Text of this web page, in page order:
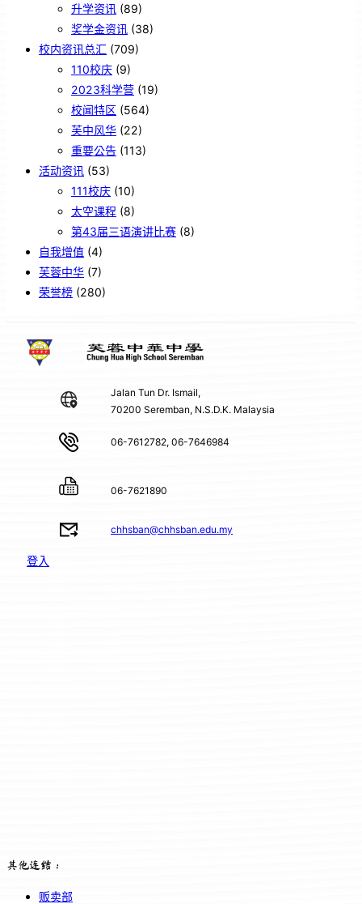
升学资讯 (89)
奖学金资讯 (38)
校内资讯总汇 (709)
110校庆 (9)
2023科学营 (19)
校闻特区 (564)
芙中风华 (22)
重要公告 (113)
活动资讯 (53)
111校庆 (10)
太空课程 (8)
第43届三语演讲比赛 (8)
自我增值 (4)
芙蓉中华 (7)
荣誉榜 (280)
Jalan Tun Dr. Ismail,
70200 Seremban, N.S.D.K. Malaysia
06-7612782, 06-7646984
06-7621890
chhsban@chhsban.edu.my
登入
其他连结：
贩卖部